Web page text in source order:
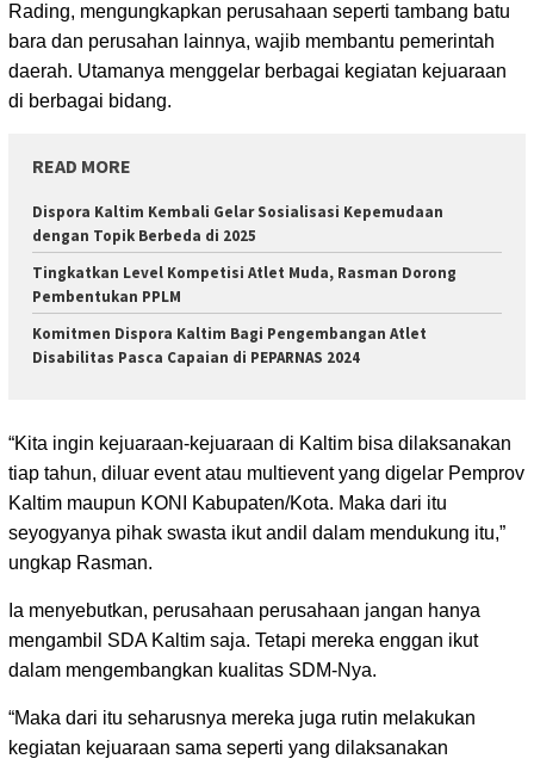
Rading, mengungkapkan perusahaan seperti tambang batu
bara dan perusahan lainnya, wajib membantu pemerintah
daerah. Utamanya menggelar berbagai kegiatan kejuaraan
di berbagai bidang.
READ MORE
Dispora Kaltim Kembali Gelar Sosialisasi Kepemudaan
dengan Topik Berbeda di 2025
Tingkatkan Level Kompetisi Atlet Muda, Rasman Dorong
Pembentukan PPLM
Komitmen Dispora Kaltim Bagi Pengembangan Atlet
Disabilitas Pasca Capaian di PEPARNAS 2024
“Kita ingin kejuaraan-kejuaraan di Kaltim bisa dilaksanakan
tiap tahun, diluar event atau multievent yang digelar Pemprov
Kaltim maupun KONI Kabupaten/Kota. Maka dari itu
seyogyanya pihak swasta ikut andil dalam mendukung itu,”
ungkap Rasman.
Ia menyebutkan, perusahaan perusahaan jangan hanya
mengambil SDA Kaltim saja. Tetapi mereka enggan ikut
dalam mengembangkan kualitas SDM-Nya.
“Maka dari itu seharusnya mereka juga rutin melakukan
kegiatan kejuaraan sama seperti yang dilaksanakan